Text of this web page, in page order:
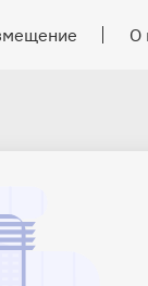
О